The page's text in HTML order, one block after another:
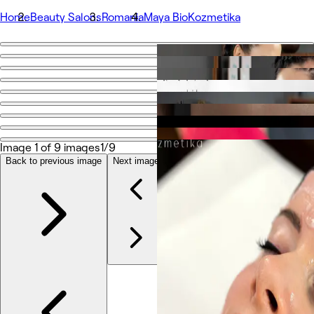
HomeBeauty SalonsRomaniaMaya BioKozmetika
Go back
Maya BioKozmetika
Share
Foto
Informazioni
Servizi
Altro
Image 1 of 9 images1/9
Back to previous image Next image